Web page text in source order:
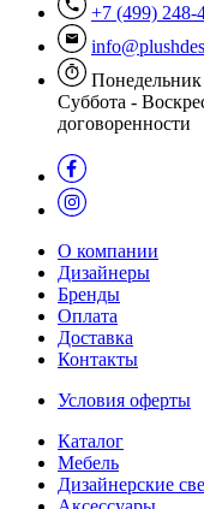
+7 (499) 248-
Понедельник
Суббота -
договоренности
О компании
Дизайнеры
Бренды
Оплата
Доставка
Контакты
Условия оферты
Каталог
Мебель
Дизайнерские